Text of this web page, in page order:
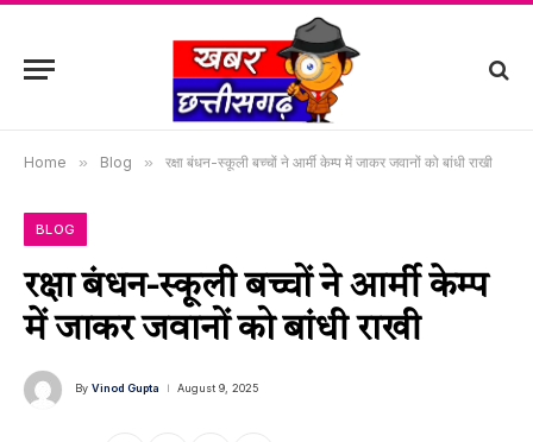
Home » Blog » रक्षा बंधन-स्कूली बच्चों ने आर्मी केम्प में जाकर जवानों को बांधी राखी
BLOG
रक्षा बंधन-स्कूली बच्चों ने आर्मी केम्प
में जाकर जवानों को बांधी राखी
By Vinod Gupta August 9, 2025